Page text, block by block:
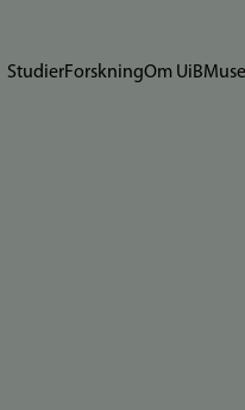
StudierForskningOm UiB